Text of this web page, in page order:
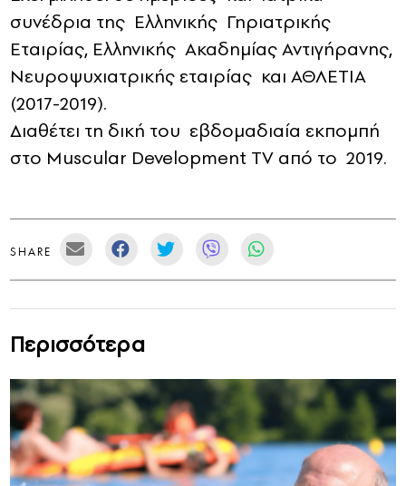
συνέδρια της Ελληνικής Γηριατρικής
Εταιρίας, Ελληνικής Ακαδημίας Αντιγήρανης,
Νευροψυχιατρικής εταιρίας και ΑΘΛΕΤΙΑ
(2017-2019).
Διαθέτει τη δική του εβδομαδιαία εκπομπή
στο Muscular Development TV από το 2019.
SHARE
Περισσότερα